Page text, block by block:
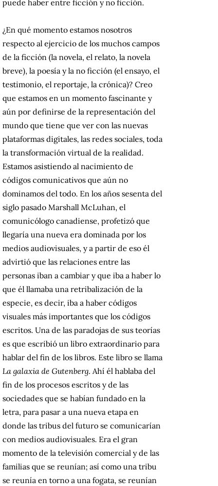
puede haber entre ficción y no ficción.
¿En qué momento estamos nosotros
respecto al ejercicio de los muchos campos
de la ficción (la novela, el relato, la novela
breve), la poesía y la no ficción (el ensayo, el
testimonio, el reportaje, la crónica)? Creo
que estamos en un momento fascinante y
aún por definirse de la representación del
mundo que tiene que ver con las nuevas
plataformas digitales, las redes sociales, toda
la transformación virtual de la realidad.
Estamos asistiendo al nacimiento de
códigos comunicativos que aún no
dominamos del todo. En los años sesenta del
siglo pasado Marshall McLuhan, el
comunicólogo canadiense, profetizó que
llegaría una nueva era dominada por los
medios audiovisuales, y a partir de eso él
advirtió que las relaciones entre las
personas iban a cambiar y que iba a haber lo
que él llamaba una retribalización de la
especie, es decir, iba a haber códigos
visuales más importantes que los códigos
escritos. Una de las paradojas de sus teorías
es que escribió un libro extraordinario para
hablar del fin de los libros. Este libro se llama
La galaxia de Gutenberg. Ahí él hablaba del
fin de los procesos escritos y de las
sociedades que se habían fundado en la
letra, para pasar a una nueva etapa en
donde las tribus del futuro se comunicarían
con medios audiovisuales. Era el gran
momento de la televisión comercial y de las
familias que se reunían; así como una tribu
se reunía en torno a una fogata, se reunían